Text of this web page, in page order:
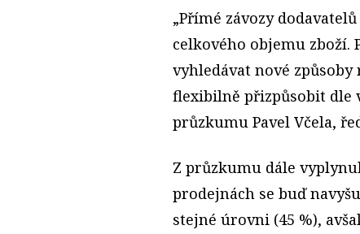
„Přímé závozy
celkového objemu zboží.
vyhledávat nové
flexibilně přizpůsobit dle
průzkumu Pavel Včela,
Z průzkumu dále
prodejnách se buď
stejné úrovni (45 %),